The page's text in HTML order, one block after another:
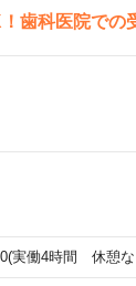
歯科医院での
実働4時間 休憩